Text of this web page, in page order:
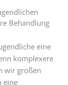
Behandlung
eine
komplexere
wir großen
eine